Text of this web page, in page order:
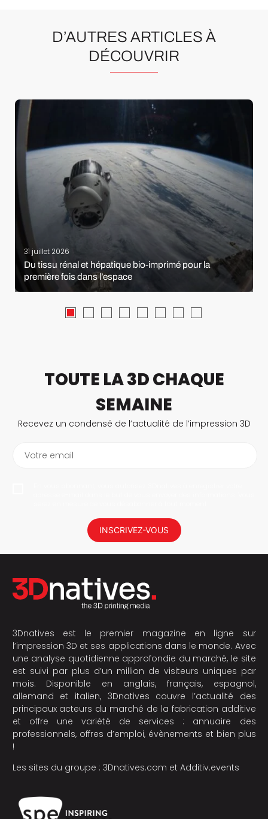
D’AUTRES ARTICLES À
DÉCOUVRIR
31 juillet 2026
Du tissu rénal et hépatique bio-imprimé pour la
première fois dans l’espace
TOUTE LA 3D CHAQUE
SEMAINE
Recevez un condensé de l’actualité de l’impression 3D
Votre email
INSCRIVEZ-VOUS
3Dnatives est le premier magazine en ligne sur
l’impression 3D et ses applications dans le monde. Avec
une analyse quotidienne approfondie du marché, le site
est suivi par plus d’un million de visiteurs uniques par
mois. Disponible en anglais, français, espagnol,
allemand et italien, 3Dnatives couvre l’actualité des
principaux acteurs du marché de la fabrication additive
et offre une variété de services : annuaire des
professionnels, offres d’emploi, évènements et bien plus
!
Les sites du groupe : 3Dnatives.com et Additiv.events